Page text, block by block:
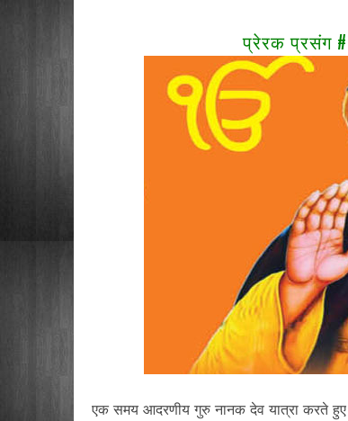
प्रेरक प्रसंग
एक समय आदरणीय गुरु नानक देव यात्रा करते हुए